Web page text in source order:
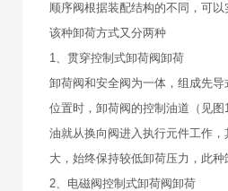
顺序阀根据装配结构的不同，可
该种卸荷方式又分两种
1、贯穿控制式卸荷阀卸荷
卸荷阀和安全阀为一体，组成先
位置时，卸荷阀的控制油道（见
油就从换向阀进入执行元件工作
大，始终保持较低卸荷压力，此
2、电磁阀控制式卸荷阀卸荷